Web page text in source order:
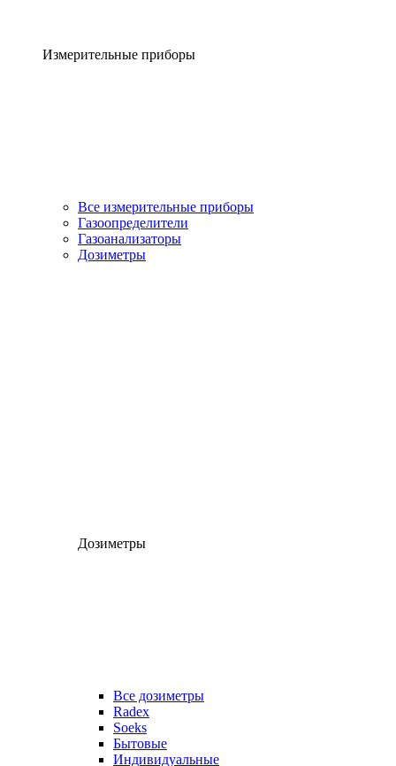
Измерительные приборы
Все измерительные приборы
Газоопределители
Газоанализаторы
Дозиметры
Дозиметры
Все дозиметры
Radex
Soeks
Бытовые
Индивидуальные